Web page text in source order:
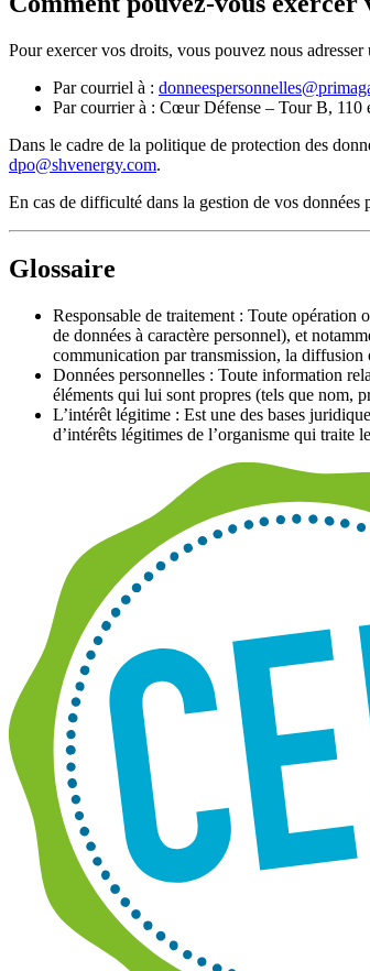
Pour exercer vos droits, vous pouvez nous adresser
Par courriel à :
Par courrier à : Cœur Défense – Tour B, 110
Dans le cadre de la politique de protection des
dpo@shvenergy.com.
En cas de difficulté dans la gestion de vos
Glossaire
Responsable de traitement : Toute opération
de données à caractère personnel), et
communication par transmission, la
Données personnelles : Toute information
éléments qui lui sont propres (tels que nom,
L’intérêt légitime : Est une des bases
d’intérêts légitimes de l’organisme qui traite